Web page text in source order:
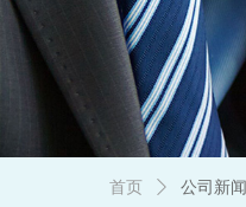
首页 ꄲ 公司新闻